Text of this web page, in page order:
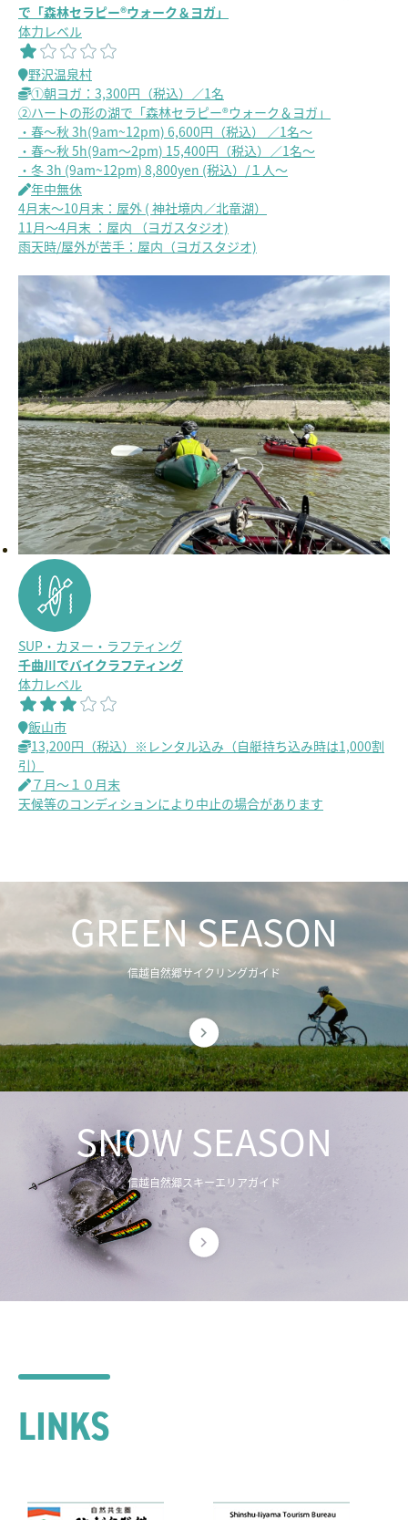
で「森林セラピー®ウォーク＆ヨガ」
体力レベル
野沢温泉村
①朝ヨガ：3,300円（税込）／1名
②ハートの形の湖で「森林セラピー®ウォーク＆ヨガ」
・春～秋 3h(9am~12pm) 6,600円（税込） ／1名～
・春～秋 5h(9am～2pm) 15,400円（税込）／1名～
・冬 3h (9am~12pm) 8,800yen (税込）/１人～
年中無休
4月末～10月末：屋外 ( 神社境内／北竜湖）
11月～4月末 ：屋内 （ヨガスタジオ)
雨天時/屋外が苦手：屋内（ヨガスタジオ)
SUP・カヌー・ラフティング
千曲川でバイクラフティング
体力レベル
飯山市
13,200円（税込）※レンタル込み（自艇持ち込み時は1,000割
引）
７月～１０月末
天候等のコンディションにより中止の場合があります
GREEN SEASON
信越自然郷サイクリングガイド
SNOW SEASON
信越自然郷スキーエリアガイド
LINKS